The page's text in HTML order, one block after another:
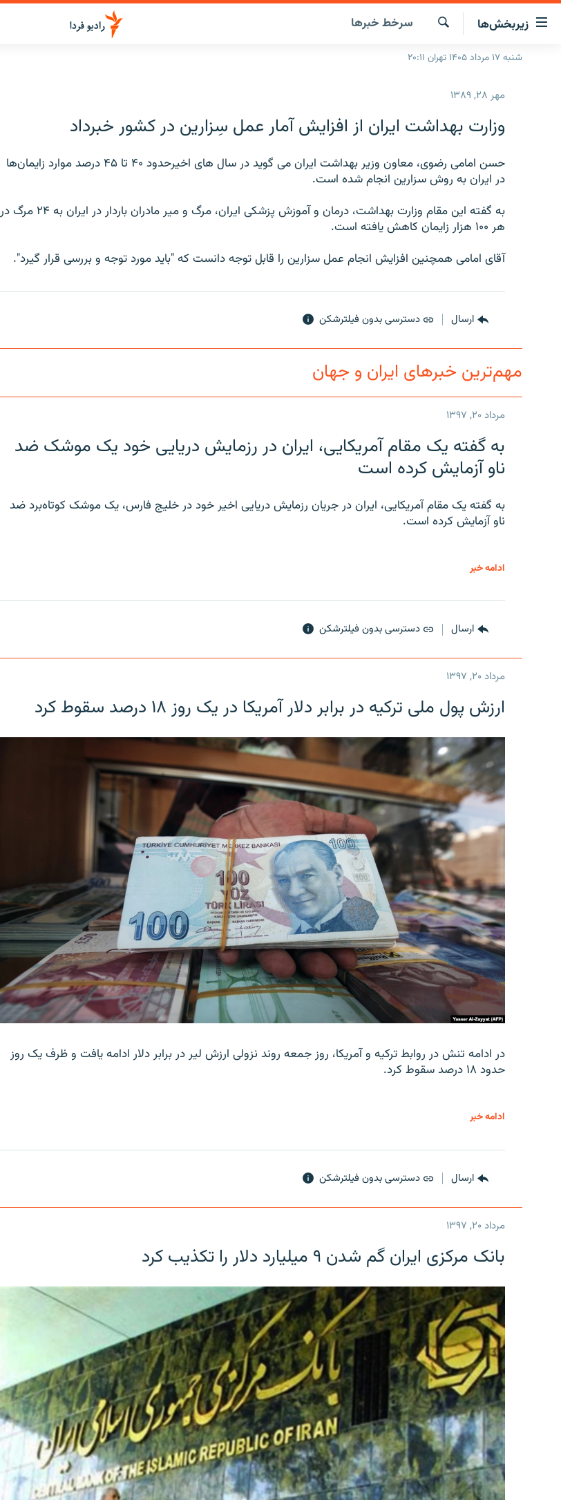
لینک‌های
قابلیت
دسترسی
زیربخش‌ها
صفحه اصلی
انتخاب کنید و بشنوید
برنامه‌های رادیویی
فرکانس‌ها
چندرسانه‌ای
گزارش‌های تصویری
گزارش‌های ویدئویی
جستجو
سرخط‌ خبرها
شنبه ۱۷ مرداد ۱۴۰۵ تهران ۲۰:۱۱
مهر ۲۸, ۱۳۸۹
وزارت بهداشت ايران از افزايش آمار عمل سِزارين در کشور خبرداد
حسن امامی رضوی، معاون وزير بهداشت ايران می گويد در سال های اخيرحدود ۴۰ تا ۴۵ درصد موارد زايمان‌ها
در ايران به روش سزارين انجام شده است.
به گفته اين مقام وزارت بهداشت، درمان و آموزش پزشکی ايران، مرگ و مير مادران باردار در ايران به ۲۴ مرگ در
هر ۱۰۰ هزار زايمان کاهش يافته است.
آقای امامی همچنين افزايش انجام عمل سزارين را قابل توجه دانست که "بايد مورد توجه و بررسی قرار گيرد".
ارسال دسترسی بدون فیلترشکن
مهم‌ترین خبرهای ایران و جهان
مرداد ۲۰, ۱۳۹۷
به گفته یک مقام آمریکایی، ایران در رزمایش دریایی خود یک موشک ضد
ناو آزمایش کرده است
به گفته یک مقام آمریکایی، ایران در جریان رزمایش دریایی اخیر خود در خلیج فارس، یک موشک کوتاه‌برد ضد
ناو آزمایش کرده است.
ادامه خبر
ارسال دسترسی بدون فیلترشکن
مرداد ۲۰, ۱۳۹۷
ارزش پول ملی ترکیه در برابر دلار آمریکا در یک روز ۱۸ درصد سقوط کرد
در ادامه تنش در روابط ترکیه و آمریکا، روز جمعه روند نزولی ارزش لیر در برابر دلار ادامه یافت و ظرف یک روز
حدود ۱۸ درصد سقوط کرد.
ادامه خبر
ارسال دسترسی بدون فیلترشکن
مرداد ۲۰, ۱۳۹۷
بانک مرکزی ایران گم شدن ۹ میلیارد دلار را تکذیب کرد